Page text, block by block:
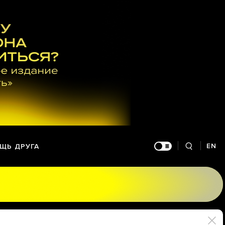
ДРУГА EN